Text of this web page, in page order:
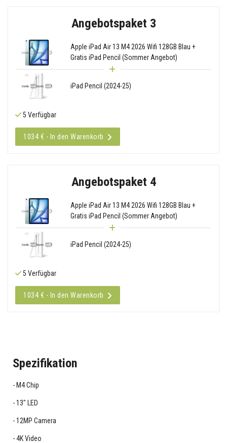
Angebotspaket 3
Apple iPad Air 13 M4 2026 Wifi 128GB Blau +
Gratis iPad Pencil (Sommer Angebot)
iPad Pencil (2024-25)
5 Verfügbar
1034 € - In den Warenkorb
Angebotspaket 4
Apple iPad Air 13 M4 2026 Wifi 128GB Blau +
Gratis iPad Pencil (Sommer Angebot)
iPad Pencil (2024-25)
5 Verfügbar
1034 € - In den Warenkorb
Spezifikation
M4 Chip
13" LED
12MP Camera
4K Video